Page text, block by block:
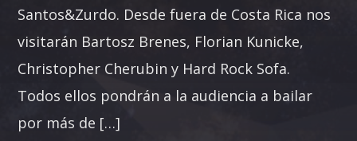
Santos&Zurdo. Desde fuera de Costa Rica nos
visitarán Bartosz Brenes, Florian Kunicke,
Christopher Cherubin y Hard Rock Sofa.
Todos ellos pondrán a la audiencia a bailar
por más de […]